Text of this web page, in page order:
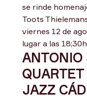
se rinde
Toots
viernes 12 de
lugar a las
ANTONIO
JAZZ